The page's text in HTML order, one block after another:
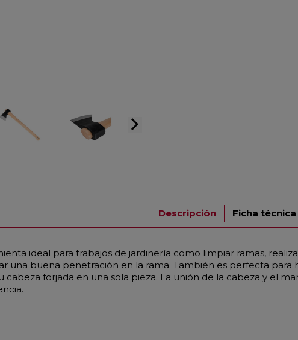
arrow_forward_ios
Descripción Ficha técnica
ideal para trabajos de jardinería como limpiar ramas,
una buena penetración en la rama. También es perfecta
forjada en una sola pieza. La unión de la cabeza y el